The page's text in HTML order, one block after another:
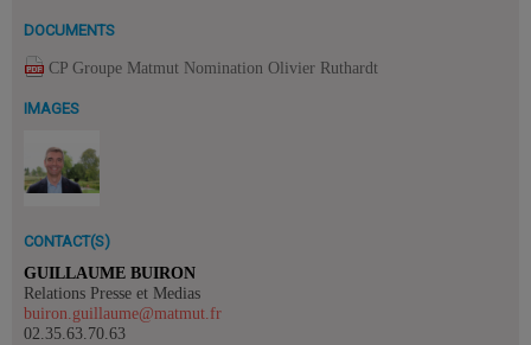
DOCUMENTS
CP Groupe Matmut Nomination Olivier Ruthardt
IMAGES
CONTACT(S)
GUILLAUME BUIRON
Relations Presse et Medias
buiron.guillaume@matmut.fr
02.35.63.70.63